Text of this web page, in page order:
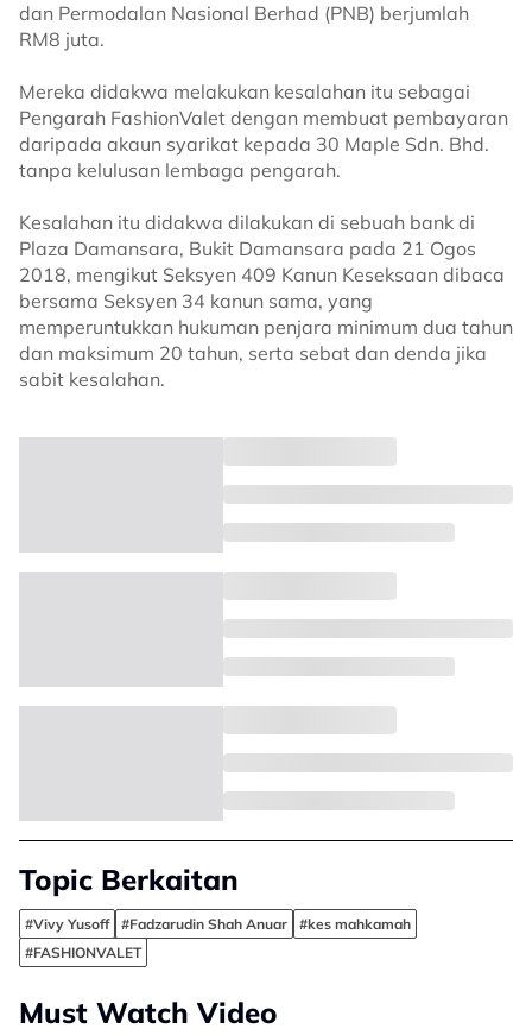
dan Permodalan Nasional Berhad (PNB) berjumlah
RM8 juta.
Mereka didakwa melakukan kesalahan itu sebagai
Pengarah FashionValet dengan membuat pembayaran
daripada akaun syarikat kepada 30 Maple Sdn. Bhd.
tanpa kelulusan lembaga pengarah.
Kesalahan itu didakwa dilakukan di sebuah bank di
Plaza Damansara, Bukit Damansara pada 21 Ogos
2018, mengikut Seksyen 409 Kanun Keseksaan dibaca
bersama Seksyen 34 kanun sama, yang
memperuntukkan hukuman penjara minimum dua tahun
dan maksimum 20 tahun, serta sebat dan denda jika
sabit kesalahan.
Topic Berkaitan
#Vivy Yusoff #Fadzarudin Shah Anuar
#kes mahkamah
#FASHIONVALET
Must Watch Video